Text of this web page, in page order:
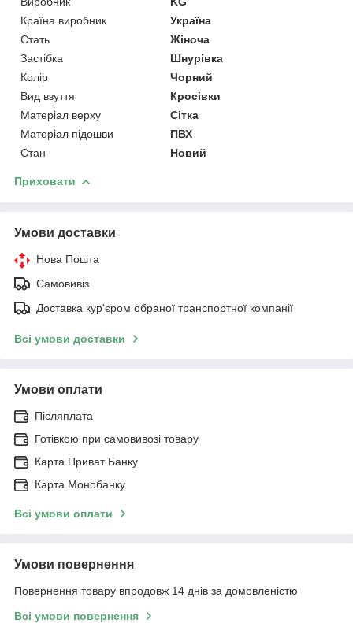
Країна виробник
Україна
Стать
Жіноча
Застібка
Шнурівка
Колір
Чорний
Вид взуття
Кросівки
Матеріал верху
Сітка
Матеріал підошви
ПВХ
Стан
Новий
Приховати
Умови доставки
Нова Пошта
Самовивіз
Доставка кур'єром обраної транспортної компанії
Всі умови доставки
Умови оплати
Післяплата
Готівкою при самовивозі товару
Карта Приват Банку
Карта Монобанку
Всі умови оплати
Умови повернення
Повернення товару впродовж 14 днів за домовленістю
Всі умови повернення